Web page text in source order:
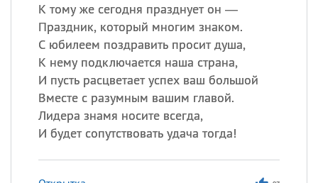
К тому же сегодня празднует он —
Праздник, который многим знаком.
С юбилеем поздравить просит душа,
К нему подключается наша страна,
И пусть расцветает успех ваш большой
Вместе с разумным вашим главой.
Лидера знамя носите всегда,
И будет сопутствовать удача тогда!